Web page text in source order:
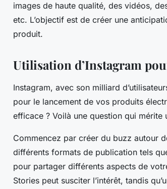
images de haute qualité, des vidéos,
etc. L’objectif est de créer une
produit.
Utilisation d’Instagram
Instagram, avec son milliard
pour le lancement de vos produits
efficace ? Voilà une question qui mérite
Commencez par créer du buzz autour
différents formats de publication tels
pour partager différents aspects de
Stories peut susciter l’intérêt, tandis